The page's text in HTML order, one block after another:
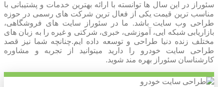
سئوراز در این سال ها توانسته با ارائه بهترین خدمات و پشتیبانی با
مناسب ترین قیمت یکی از فعال ترین شرکت های رسمی در حوزه
طراحی وب سایت باشد. ما در سئوراز سایت های فروشگاهی،
بازاریابی شبکه ایی، آموزشی، خبری، شرکتی و غیره را به زبان های
مختلف زنده دنیا طراحی و توسعه داده ایم.چنانچه شما نیز قصد
طراحی سایت خودرو را دارید میتوانید از تجربه و مشاوره
کارشناسان سئوراز بهره مند شوید.